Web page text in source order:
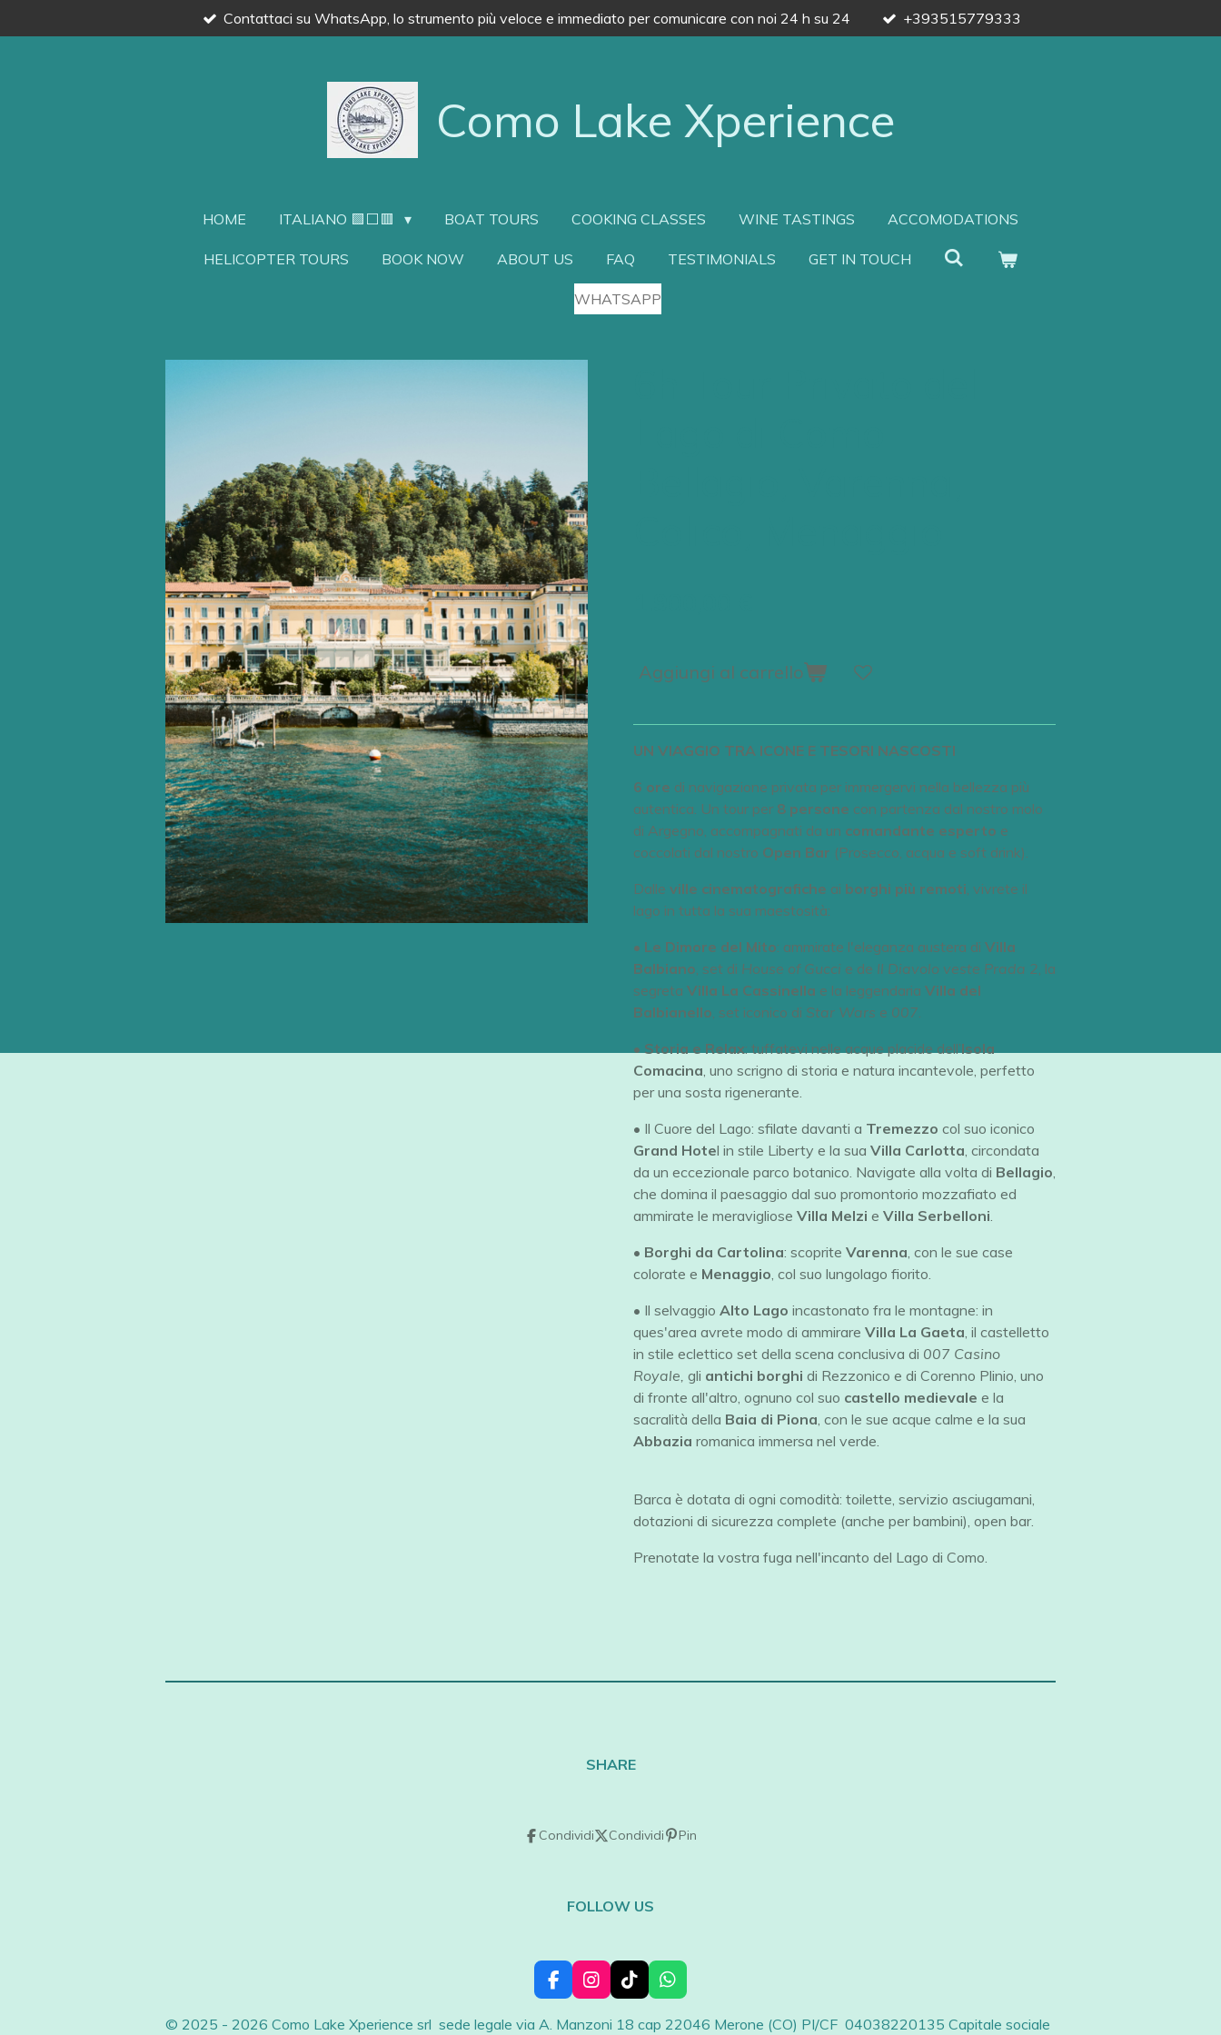
al
Contattaci su WhatsApp, lo strumento più veloce e immediato per comunicare con noi 24 h su 24 +393515779333
Como Lake Xperience
HOME ITALIANO 🟩⬜🟥 BOAT TOURS COOKING CLASSES WINE TASTINGS ACCOMODATIONS
HELICOPTER TOURS BOOK NOW ABOUT US FAQ TESTIMONIALS GET IN TOUCH
WHATSAPP
Aggiungi al carrello
UN VIAGGIO TRA ICONE E TESORI NASCOSTI
6 ore di navigazione privata per immergervi nella bellezza più
autentica. Un tour per 8 persone con partenza dal nostro molo
di Argegno, accompagnati da un comandante esperto e
coccolati dal nostro Open Bar (Prosecco, acqua e soft drink).
Dalle ville cinematografiche ai borghi più remoti, vivrete il
lago in tutta la sua maestosità:
• Le Dimore del Mito: ammirate l'eleganza austera di Villa
Balbiano, set di House of Gucci e de Il Diavolo veste Prada 2, la
segreta Villa La Cassinella e la leggendaria Villa del
Balbianello, set iconico di Star Wars e 007.
•Storia e Relax: tuffatevi nelle acque placide dell’Isola
Comacina, uno scrigno di storia e natura incantevole, perfetto
per una sosta rigenerante.
• Il Cuore del Lago: sfilate davanti a Tremezzo col suo iconico
Grand Hotel in stile Liberty e la sua Villa Carlotta, circondata
da un eccezionale parco botanico. Navigate alla volta di Bellagio,
che domina il paesaggio dal suo promontorio mozzafiato ed
ammirate le meravigliose Villa Melzi e Villa Serbelloni.
• Borghi da Cartolina: scoprite Varenna, con le sue case
colorate e Menaggio, col suo lungolago fiorito.
• Il selvaggio Alto Lago incastonato fra le montagne: in
ques'area avrete modo di ammirare Villa La Gaeta, il castelletto
in stile eclettico set della scena conclusiva di 007 Casino
Royale, gli antichi borghi di Rezzonico e di Corenno Plinio, uno
di fronte all'altro, ognuno col suo castello medievale e la
sacralità della Baia di Piona, con le sue acque calme e la sua
Abbazia romanica immersa nel verde.
Barca è dotata di ogni comodità: toilette, servizio asciugamani,
dotazioni di sicurezza complete (anche per bambini), open bar.
Prenotate la vostra fuga nell'incanto del Lago di Como.
SHARE
Condividi Condividi Pin
FOLLOW US
F
a
c
I
n
s
T
i
k
W
h
a
© 2025 - 2026 Como Lake Xperience srl sede legale via A. Manzoni 18 cap 22046 Merone (CO) PI/CF 04038220135 Capitale sociale